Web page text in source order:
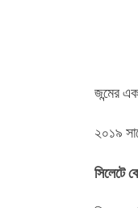
জন্মের
২০১৯
সিলেটে